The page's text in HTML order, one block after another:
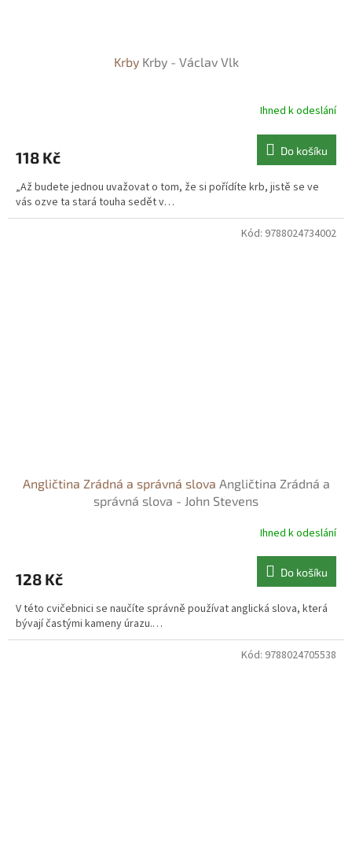
Krby Krby - Václav Vlk
Ihned k odeslání
118 Kč Do košíku
„Až budete jednou uvažovat o tom, že si pořídíte krb, jistě se ve
vás ozve ta stará touha sedět v…
Angličtina Zrádná a správná slova Angličtina Zrádná a
správná slova - John Stevens
Ihned k odeslání
128 Kč Do košíku
V této cvičebnici se naučíte správně používat anglická slova, která
bývají častými kameny úrazu.…
Kód: 9788024734002
Kód: 9788024705538